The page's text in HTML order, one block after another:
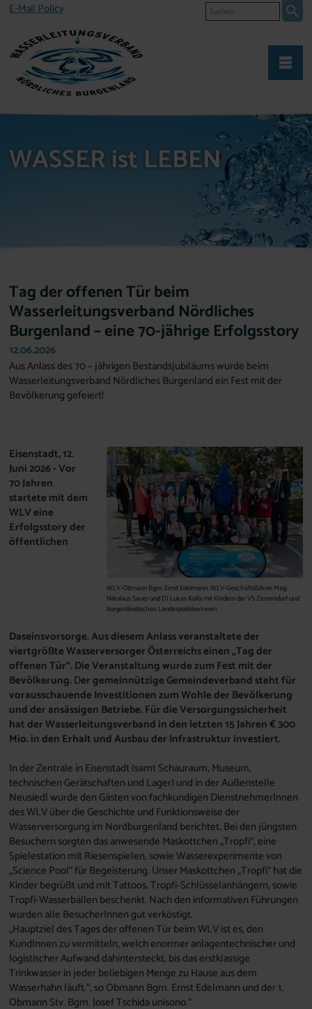
E-Mail Policy Suche
WASSER ist LEBEN
Tag der offenen Tür beim
Wasserleitungsverband Nördliches
Burgenland – eine 70-jährige Erfolgsstory
12.06.2026
Aus Anlass des 70 – jährigen Bestandsjubiläums wurde beim
Wasserleitungsverband Nördliches Burgenland ein Fest mit der
Bevölkerung gefeiert!
WLV-Obmann Bgm. Ernst Edelmann, WLV-Geschäftsführer Mag.
Nikolaus Sauer und DI Lukas Kolla mit Kindern der VS Zemendorf und
burgenländischen LandespolitikerInnen
Eisenstadt, 12.
Juni 2026 - Vor
70 Jahren
startete mit dem
WLV eine
Erfolgsstory der
öffentlichen
Daseinsvorsorge. Aus diesem Anlass veranstaltete der
viertgrößte Wasserversorger Österreichs einen „Tag der
offenen Tür“. Die Veranstaltung wurde zum Fest mit der
Bevölkerung.Der gemeinnützige Gemeindeverband steht für
vorausschauende Investitionen zum Wohle der Bevölkerung
und der ansässigen Betriebe. Für die Versorgungssicherheit
hat der Wasserleitungsverband in den letzten 15 Jahren € 300
Mio. in den Erhalt und Ausbau der Infrastruktur investiert.
In der Zentrale in Eisenstadt (samt Schauraum, Museum,
technischen Gerätschaften und Lager) und in der Außenstelle
Neusiedl wurde den Gästen von fachkundigen DienstnehmerInnen
des WLV über die Geschichte und Funktionsweise der
Wasserversorgung im Nordburgenland berichtet. Bei den jüngsten
Besuchern sorgten das anwesende Maskottchen „Tropfi“, eine
Spielestation mit Riesenspielen, sowie Wasserexperimente von
„Science Pool“ für Begeisterung. Unser Maskottchen „Tropfi“ hat die
Kinder begrüßt und mit Tattoos, Tropfi-Schlüsselanhängern, sowie
Tropfi-Wasserbällen beschenkt. Nach den informativen Führungen
wurden alle BesucherInnen gut verköstigt.
„Hauptziel des Tages der offenen Tür beim WLV ist es, den
KundInnen zu vermitteln, welch enormer anlagentechnischer und
logistischer Aufwand dahintersteckt, bis das erstklassige
Trinkwasser in jeder beliebigen Menge zu Hause aus dem
Wasserhahn läuft.“, so Obmann Bgm. Ernst Edelmann und der 1.
Obmann Stv. Bgm. Josef Tschida unisono.“